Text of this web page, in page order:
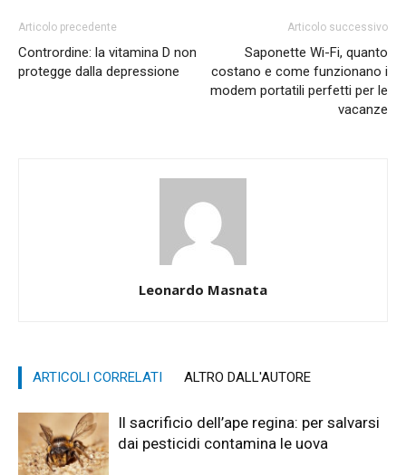
Articolo precedente
Contrordine: la vitamina D non
protegge dalla depressione
Articolo successivo
Saponette Wi-Fi, quanto
costano e come funzionano i
modem portatili perfetti per le
vacanze
Leonardo Masnata
ARTICOLI CORRELATI ALTRO DALL'AUTORE
Il sacrificio dell’ape regina: per salvarsi
dai pesticidi contamina le uova